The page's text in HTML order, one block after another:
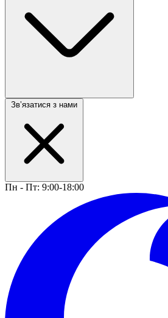
Звʼязатися з нами
Пн - Пт: 9:00-18:00